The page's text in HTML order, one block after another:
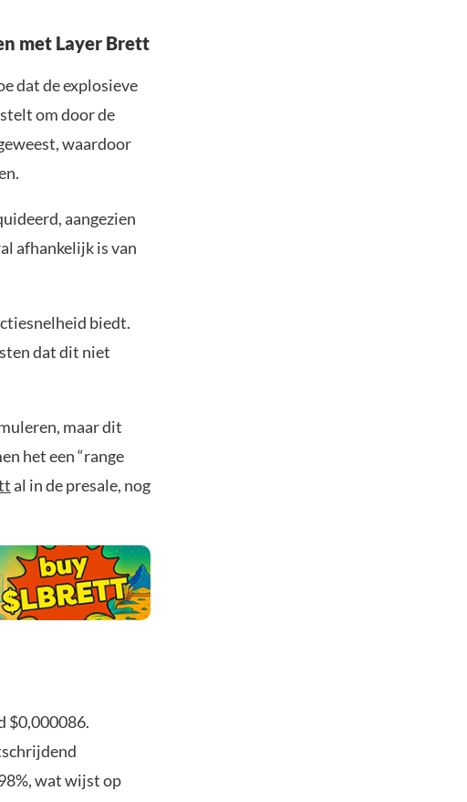
met Layer Brett
dat de explosieve
om door de
waardoor
aangezien
afhankelijk is van
biedt.
dat dit niet
maar dit
het een “range
al in de presale, nog
$0,000086.
wat wijst op